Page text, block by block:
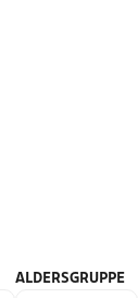
ALDERSGRUPPE